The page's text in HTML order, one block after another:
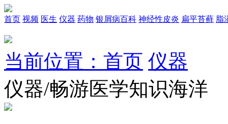
首页 视频 医生 仪器 药物 银屑病百科 神经性皮炎 扁平苔藓 脂
当前位置：首页 仪器
仪器/畅游医学知识海洋